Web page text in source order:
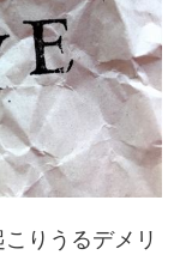
りうるデメリ